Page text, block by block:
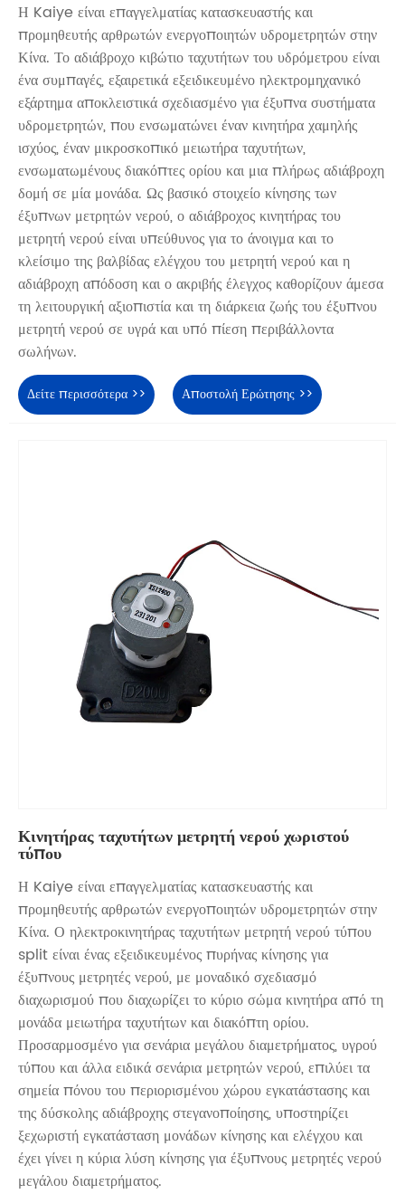
Η Kaiye είναι επαγγελματίας κατασκευαστής και
προμηθευτής αρθρωτών ενεργοποιητών υδρομετρητών στην
Κίνα. Το αδιάβροχο κιβώτιο ταχυτήτων του υδρόμετρου είναι
ένα συμπαγές, εξαιρετικά εξειδικευμένο ηλεκτρομηχανικό
εξάρτημα αποκλειστικά σχεδιασμένο για έξυπνα συστήματα
υδρομετρητών, που ενσωματώνει έναν κινητήρα χαμηλής
ισχύος, έναν μικροσκοπικό μειωτήρα ταχυτήτων,
ενσωματωμένους διακόπτες ορίου και μια πλήρως αδιάβροχη
δομή σε μία μονάδα. Ως βασικό στοιχείο κίνησης των
έξυπνων μετρητών νερού, ο αδιάβροχος κινητήρας του
μετρητή νερού είναι υπεύθυνος για το άνοιγμα και το
κλείσιμο της βαλβίδας ελέγχου του μετρητή νερού και η
αδιάβροχη απόδοση και ο ακριβής έλεγχος καθορίζουν άμεσα
τη λειτουργική αξιοπιστία και τη διάρκεια ζωής του έξυπνου
μετρητή νερού σε υγρά και υπό πίεση περιβάλλοντα
σωλήνων.
Δείτε περισσότερα >> Αποστολή Ερώτησης >>
Κινητήρας ταχυτήτων μετρητή νερού χωριστού
τύπου
Η Kaiye είναι επαγγελματίας κατασκευαστής και
προμηθευτής αρθρωτών ενεργοποιητών υδρομετρητών στην
Κίνα. Ο ηλεκτροκινητήρας ταχυτήτων μετρητή νερού τύπου
split είναι ένας εξειδικευμένος πυρήνας κίνησης για
έξυπνους μετρητές νερού, με μοναδικό σχεδιασμό
διαχωρισμού που διαχωρίζει το κύριο σώμα κινητήρα από τη
μονάδα μειωτήρα ταχυτήτων και διακόπτη ορίου.
Προσαρμοσμένο για σενάρια μεγάλου διαμετρήματος, υγρού
τύπου και άλλα ειδικά σενάρια μετρητών νερού, επιλύει τα
σημεία πόνου του περιορισμένου χώρου εγκατάστασης και
της δύσκολης αδιάβροχης στεγανοποίησης, υποστηρίζει
ξεχωριστή εγκατάσταση μονάδων κίνησης και ελέγχου και
έχει γίνει η κύρια λύση κίνησης για έξυπνους μετρητές νερού
μεγάλου διαμετρήματος.